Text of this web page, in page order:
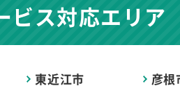
ビス対応エリア
東近江市
彦根